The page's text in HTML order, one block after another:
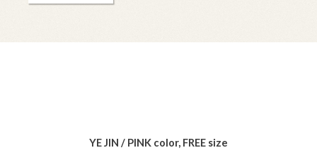
YE JIN / PINK color, FREE size